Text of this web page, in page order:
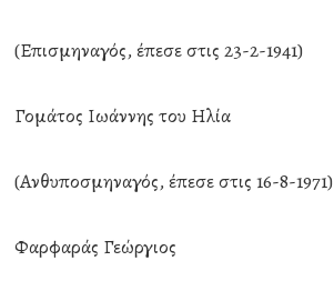
(Επισμηναγός, έπεσε στις 23-2-1941)
Γομάτος Ιωάννης του Ηλία
(Ανθυποσμηναγός, έπεσε στις 16-8-1971)
Φαρφαράς Γεώργιος